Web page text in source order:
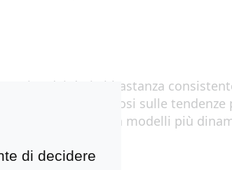
stori dei d ati abbastanza
basandosi sulle tendenze
con modelli più
di decidere